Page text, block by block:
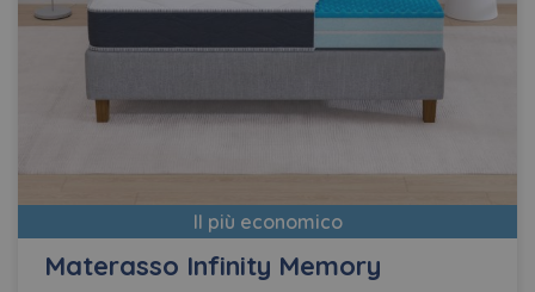
Il più economico
Materasso Infinity Memory